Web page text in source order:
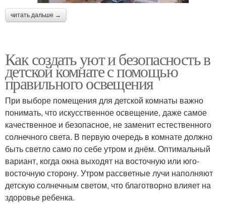
читать дальше →
Как создать уют и безопасность в
детской комнате с помощью
правильного освещения
При выборе помещения для детской комнаты важно
понимать, что искусственное освещение, даже самое
качественное и безопасное, не заменит естественного
солнечного света. В первую очередь в комнате должно
быть светло само по себе утром и днём. Оптимальный
вариант, когда окна выходят на восточную или юго-
восточную сторону. Утром рассветные лучи наполняют
детскую солнечным светом, что благотворно влияет на
здоровье ребенка.